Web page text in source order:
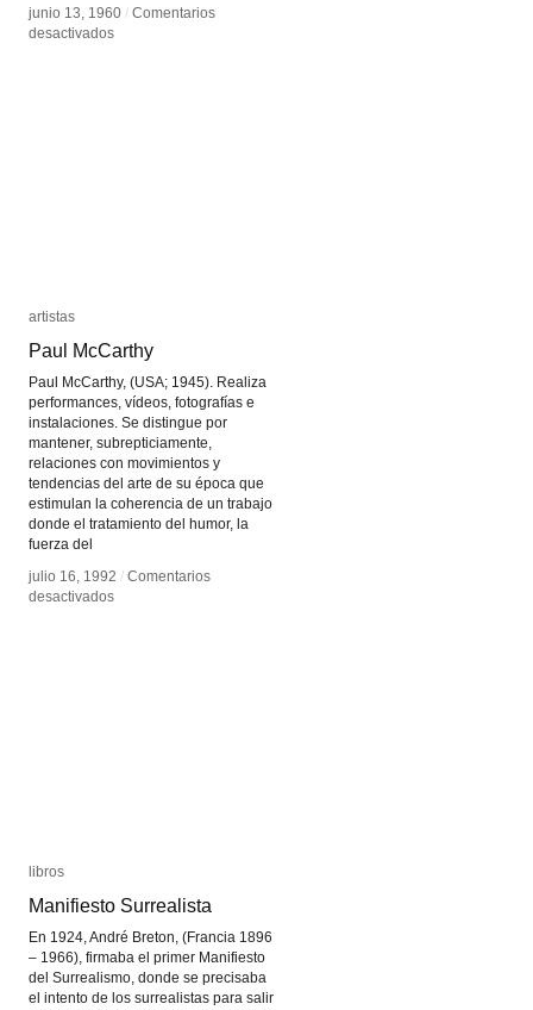
junio 13, 1960 / Comentarios
desactivadosen
junio 13, 1960 / Comentarios
desactivadosen
artistas
Paul McCarthy
Paul McCarthy, (USA; 1945). Realiza
performances, vídeos, fotografías e
instalaciones. Se distingue por
mantener, subrepticiamente,
relaciones con movimientos y
tendencias del arte de su época que
estimulan la coherencia de un trabajo
donde el tratamiento del humor, la
fuerza del
julio 16, 1992 / Comentarios
desactivadosen
artistas
Paul McCarthy
julio 16, 1992 / Comentarios
desactivadosen
libros
Manifiesto Surrealista
En 1924, André Breton, (Francia 1896
– 1966), firmaba el primer Manifiesto
del Surrealismo, donde se precisaba
el intento de los surrealistas para salir
libros
Manifiesto Surrealista